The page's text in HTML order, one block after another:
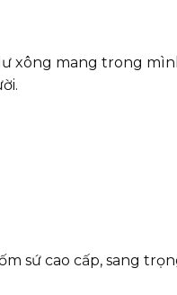
xông mang trong
sứ cao cấp, sang